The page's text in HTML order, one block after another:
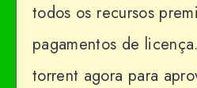
todos os recursos
pagamentos de
torrent agora para